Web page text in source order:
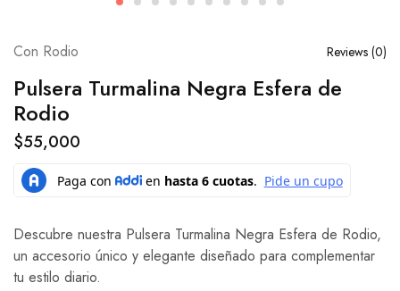
Con Rodio Reviews (0)
Pulsera Turmalina Negra Esfera de
Rodio
$55,000
Descubre nuestra Pulsera Turmalina Negra Esfera de Rodio,
un accesorio único y elegante diseñado para complementar
tu estilo diario.